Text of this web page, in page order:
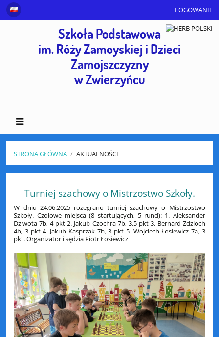
LOGOWANIE
Szkoła Podstawowa
im. Róży Zamoyskiej i Dzieci
Zamojszczyzny
w Zwierzyńcu
STRONA GŁÓWNA / AKTUALNOŚCI
Turniej szachowy o Mistrzostwo Szkoły.
W dniu 24.06.2025 rozegrano turniej szachowy o Mistrzostwo
Szkoły. Czołowe miejsca (8 startujących, 5 rund): 1. Aleksander
Dziwota 7b, 4 pkt 2. Jakub Czochra 7b, 3,5 pkt 3. Bernard Zdzioch
4b, 3 pkt 4. Jakub Kasprzak 7b, 3 pkt 5. Wojciech Łosiewicz 7a, 3
pkt. Organizator i sędzia Piotr Łosiewicz